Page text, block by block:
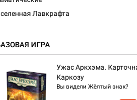
Лавкрафта
ИГРА
Ужас Аркхэма.
Каркозу
Вы видели Жёлтый знак?